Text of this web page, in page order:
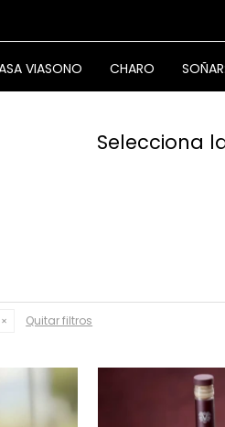
VIASONO CHARO
Selecciona
Quitar filtros